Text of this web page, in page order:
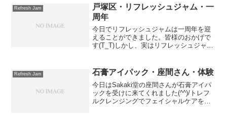
ストレスで胃痛がある。お腹だけ痩せに
くい。お腹が張りやすい...
Refresh Jam
戸塚区・リフレッシュジャム・一
周年
今日でリフレッシュジャムは一周年を迎
えることができました。皆様のおかげで
す(T_T)しかし、実はリフレッシュジャム
た。そして、2年前の11月に新居を購入。
リラクゼーシ...
Refresh Jam 石膏アイパック・座間さん・体験
今日はSakaki堂の座間さんが石膏アイパ
ックを受けに来てくれました(^^)/トレフ
ルクレンジングでフェイシャルケアをし